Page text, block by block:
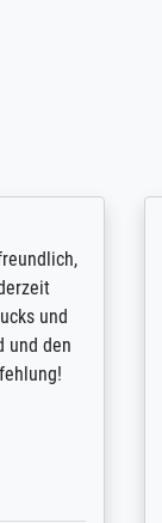
is
go-to
on -